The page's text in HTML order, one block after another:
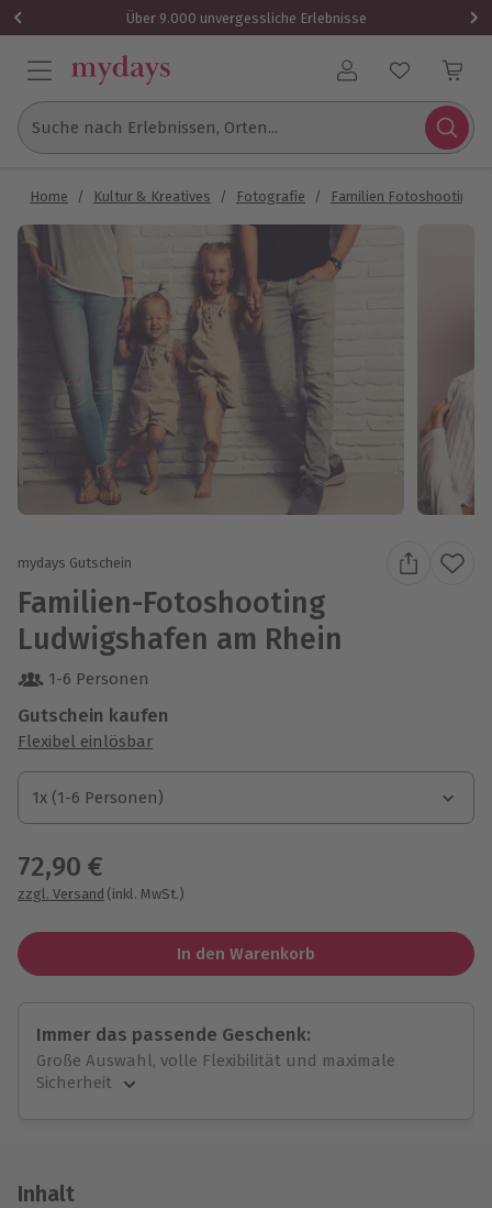
Über 9.000 unvergessliche Erlebnisse
Benutzerkonto
Suche nach Erlebnissen, Orten...
Home / Kultur & Kreatives / Fotografie / Familien Fotoshooting
mydays Gutschein
Familien-Fotoshooting
Ludwigshafen am Rhein
1-6 Personen
Gutschein kaufen
Flexibel einlösbar
1x (1-6 Personen)
1x (1-6 Personen)
1x (1-6 Personen)
72,90 €
zzgl. Versand (inkl. MwSt.)
In den Warenkorb
Immer das passende Geschenk:
Große Auswahl, volle Flexibilität und maximale
Sicherheit
Jeder Gutschein für alle Erlebnisse einlösbar.
Inhalt